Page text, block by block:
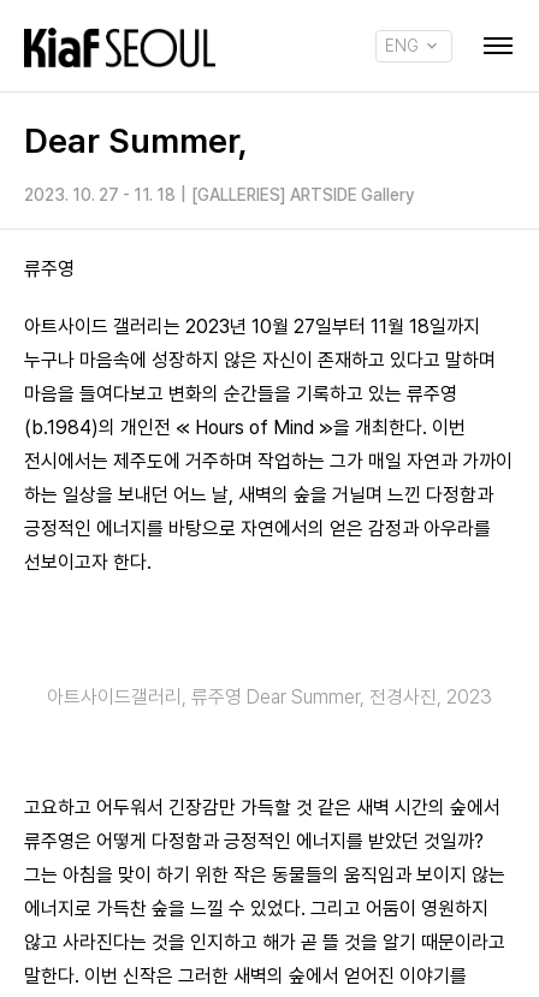
ENG
Dear Summer,
2023. 10. 27 - 11. 18 [GALLERIES] ARTSIDE Gallery
류주영
아트사이드 갤러리는 2023년 10월 27일부터 11월 18일까지
누구나 마음속에 성장하지 않은 자신이 존재하고 있다고 말하며
마음을 들여다보고 변화의 순간들을 기록하고 있는 류주영
(b.1984)의 개인전 ≪ Hours of Mind ≫을 개최한다. 이번
전시에서는 제주도에 거주하며 작업하는 그가 매일 자연과 가까이
하는 일상을 보내던 어느 날, 새벽의 숲을 거닐며 느낀 다정함과
긍정적인 에너지를 바탕으로 자연에서의 얻은 감정과 아우라를
선보이고자 한다.
아트사이드갤러리, 류주영 Dear Summer, 전경사진, 2023
고요하고 어두워서 긴장감만 가득할 것 같은 새벽 시간의 숲에서
류주영은 어떻게 다정함과 긍정적인 에너지를 받았던 것일까?
그는 아침을 맞이 하기 위한 작은 동물들의 움직임과 보이지 않는
에너지로 가득찬 숲을 느낄 수 있었다. 그리고 어둠이 영원하지
않고 사라진다는 것을 인지하고 해가 곧 뜰 것을 알기 때문이라고
말한다. 이번 신작은 그러한 새벽의 숲에서 얻어진 이야기를